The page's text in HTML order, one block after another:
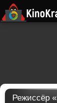
Режиссёр